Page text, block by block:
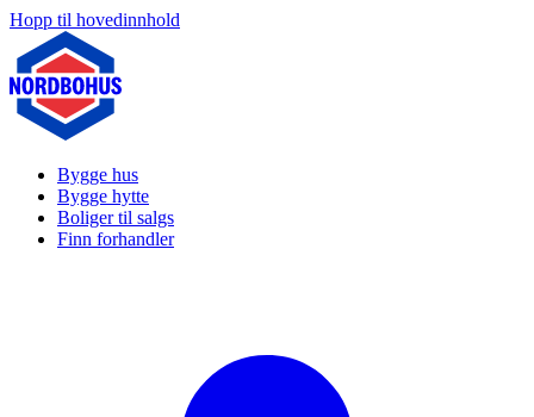
Hopp til hovedinnhold
Bygge hus
Bygge hytte
Boliger til salgs
Finn forhandler